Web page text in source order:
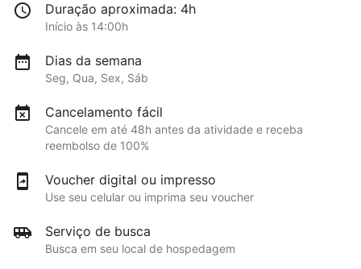
Duração aproximada: 4h
Início às 14:00h
Dias da semana
Seg, Qua, Sex, Sáb
Cancelamento fácil
Cancele em até 48h antes da atividade e receba
reembolso de 100%
Voucher digital ou impresso
Use seu celular ou imprima seu voucher
Serviço de busca
Busca em seu local de hospedagem